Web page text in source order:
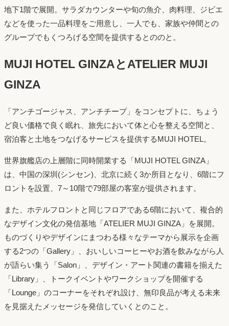
地下1階で展開。サラダカウンターや旬の魚介、肉料理、ジビエ
などを使った一品料理をご用意し、一人でも、家族や仲間との
グループでもくつろげる空間を提供するとののと。
MUJI HOTEL GINZAとATELIER MUJI
GINZA
「アンチゴージャス、アンチチープ」をコンセプトに、ちょう
ど良い価格で良く眠れ、旅先において体と心を整える空間と、
宿泊客と土地をつなげるサービスを提供するMUJI HOTEL。
世界旗艦店の上層階に同時開業する「MUJI HOTEL GINZA」
は、中国の深圳(シンセン)、北京に続く3か所目となり、6階にフ
ロントを設置、7～10階で79部屋の客室が提供されます。
また、ホテルフロントと同じフロアである6階において、複合的
なデザイン文化の発信基地「ATELIER MUJI GINZA」を展開。
ものづくりやデザインにまつわる様々なテーマから展示を企画
する2つの「Gallery」、おいしいコーヒーやお酒を飲みながら人
が語らい集う「Salon」、デザイン・アート関連の書籍を揃えた
「Library」、トークイベントやワークショップを開催する
「Lounge」のコーナーをそれぞれ設け、無印良品が考える未来
を見据えたメッセージを発信していくとのこと。